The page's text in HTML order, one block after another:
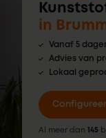
in
Vanaf 5
Advies van
Lokaal
Al meer dan 145